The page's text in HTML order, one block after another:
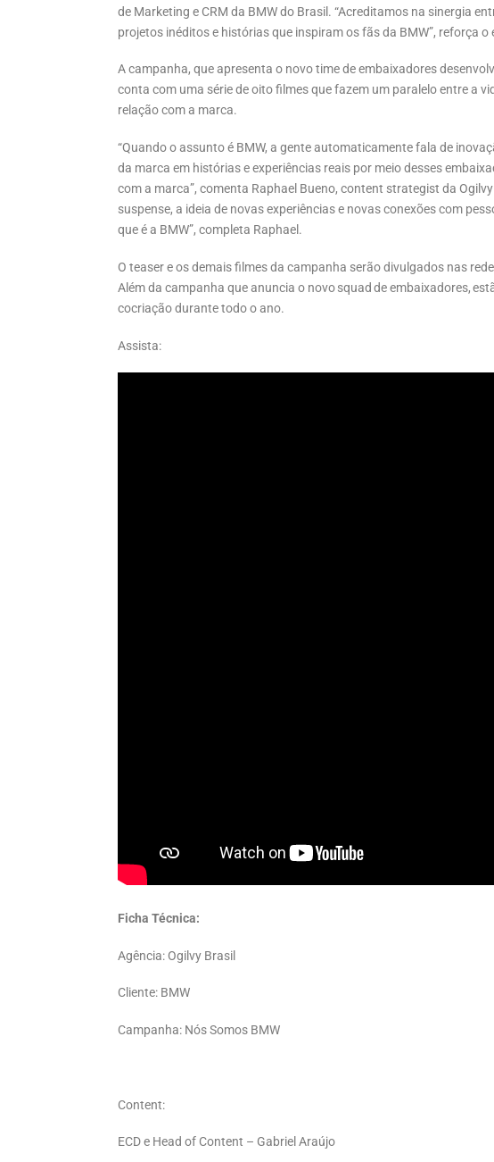
de Marketing e CRM da BMW do Brasil. “Acreditamos na sinergia
projetos inéditos e histórias que inspiram os fãs da BMW”, reforça o
A campanha, que apresenta o novo time de embaixadores
conta com uma série de oito filmes que fazem um paralelo entre a
relação com a marca.
“Quando o assunto é BMW, a gente automaticamente fala de
da marca em histórias e experiências reais por meio desses
com a marca”, comenta Raphael Bueno, content strategist da
suspense, a ideia de novas experiências e novas conexões com
que é a BMW”, completa Raphael.
O teaser e os demais filmes da campanha serão divulgados nas
Além da campanha que anuncia o novo squad de embaixadores,
cocriação durante todo o ano.
Assista:
Ficha Técnica:
Agência: Ogilvy Brasil
Cliente: BMW
Campanha: Nós Somos BMW
Content:
ECD e Head of Content – Gabriel Araújo